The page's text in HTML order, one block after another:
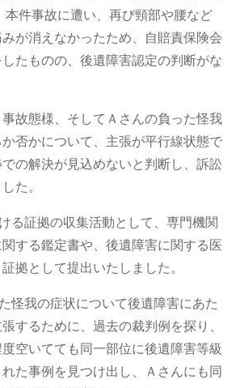
本件事故に遭い、再び頸部や腰など
が消えなかったため、自賠責保険会
たものの、後遺障害認定の判断がな
故態様、そしてＡさんの負った怪我
否かについて、主張が平行線状態で
の解決が見込めないと判断し、訴訟
た。
る証拠の収集活動として、専門機関
する鑑定書や、後遺障害に関する医
拠として提出いたしました。
怪我の症状について後遺障害にあた
するために、過去の裁判例を探り、
空いてても同一部位に後遺障害等級
た事例を見つけ出し、Ａさんにも同